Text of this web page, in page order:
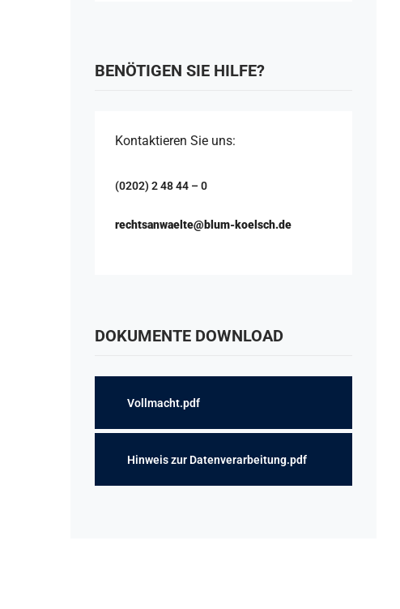
BENÖTIGEN SIE HILFE?
Kontaktieren Sie uns:
(0202) 2 48 44 – 0
rechtsanwaelte@blum-koelsch.de
DOKUMENTE DOWNLOAD
Vollmacht.pdf
Hinweis zur Datenverarbeitung.pdf